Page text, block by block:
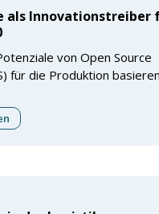
als Innovationstreiber
von Open Source
für die Produktion